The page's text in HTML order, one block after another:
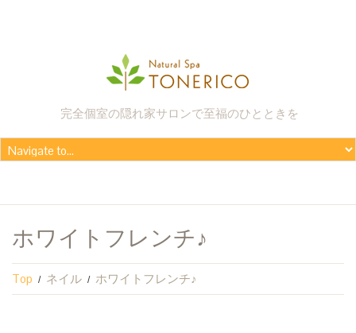
完全個室の隠れ家サロンで至福のひとときを
ホワイトフレンチ♪
Top ネイル ホワイトフレンチ♪